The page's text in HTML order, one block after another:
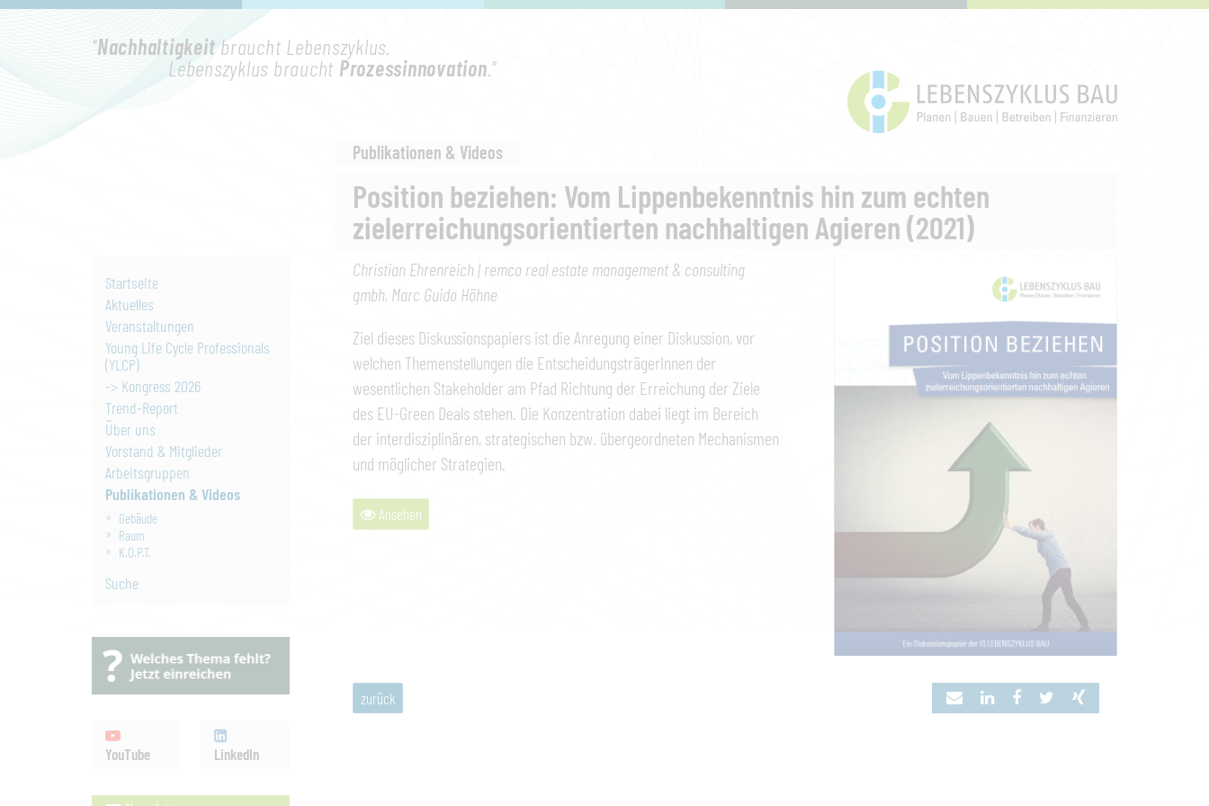
"Nachhaltigkeit braucht Lebenszyklus.
Lebenszyklus braucht Prozessinnovation."
Startseite
Aktuelles
Veranstaltungen
Young Life Cycle Professionals
(YLCP)
-> Kongress 2026
Trend-Report
Über uns
Vorstand & Mitglieder
Arbeitsgruppen
Publikationen & Videos
Gebäude
Raum
K.O.P.T.
Suche
YouTube LinkedIn
Publikationen & Videos
Position beziehen: Vom Lippenbekenntnis hin zum echten
zielerreichungsorientierten nachhaltigen Agieren (2021)
Christian Ehrenreich | remco real estate management & consulting
gmbh, Marc Guido Höhne
Ziel dieses Diskussionspapiers ist die Anregung einer Diskussion, vor
welchen Themenstellungen die EntscheidungsträgerInnen der
wesentlichen Stakeholder am Pfad Richtung der Erreichung der Ziele
des EU-Green Deals stehen. Die Konzentration dabei liegt im Bereich
der interdisziplinären, strategischen bzw. übergeordneten Mechanismen
und möglicher Strategien.
Ansehen
zurück